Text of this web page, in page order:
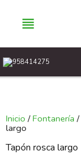
958414275
Inicio /Fontanería /
largo
Tapón rosca largo